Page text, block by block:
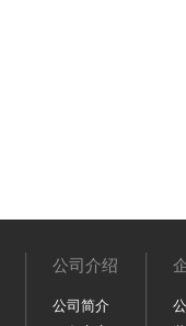
公司介绍
公司简介